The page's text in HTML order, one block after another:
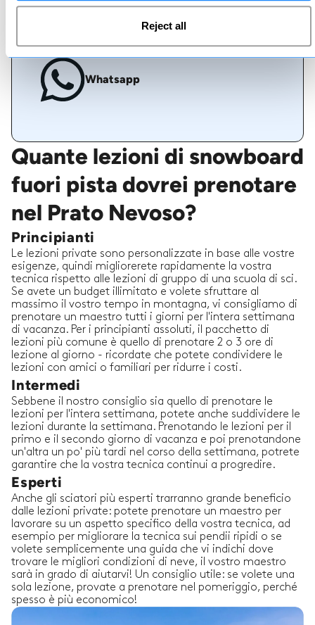
Reject all
Chat dal vivo
Whatsapp
Quante lezioni di snowboard
fuori pista dovrei prenotare
nel Prato Nevoso?
Principianti
Le lezioni private sono personalizzate in base alle vostre
esigenze, quindi migliorerete rapidamente la vostra
tecnica rispetto alle lezioni di gruppo di una scuola di sci.
Se avete un budget illimitato e volete sfruttare al
massimo il vostro tempo in montagna, vi consigliamo di
prenotare un maestro tutti i giorni per l'intera settimana
di vacanza. Per i principianti assoluti, il pacchetto di
lezioni più comune è quello di prenotare 2 o 3 ore di
lezione al giorno - ricordate che potete condividere le
lezioni con amici o familiari per ridurre i costi.
Intermedi
Sebbene il nostro consiglio sia quello di prenotare le
lezioni per l'intera settimana, potete anche suddividere le
lezioni durante la settimana. Prenotando le lezioni per il
primo e il secondo giorno di vacanza e poi prenotandone
un'altra un po' più tardi nel corso della settimana, potrete
garantire che la vostra tecnica continui a progredire.
Esperti
Anche gli sciatori più esperti trarranno grande beneficio
dalle lezioni private: potete prenotare un maestro per
lavorare su un aspetto specifico della vostra tecnica, ad
esempio per migliorare la tecnica sui pendii ripidi o se
volete semplicemente una guida che vi indichi dove
trovare le migliori condizioni di neve, il vostro maestro
sarà in grado di aiutarvi! Un consiglio utile: se volete una
sola lezione, provate a prenotare nel pomeriggio, perché
spesso è più economico!